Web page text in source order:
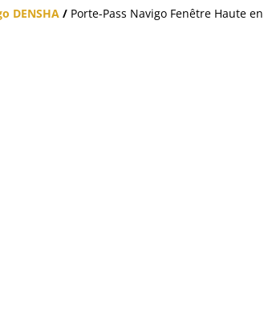
DENSHA / Porte-Pass Navigo Fenêtre Haute